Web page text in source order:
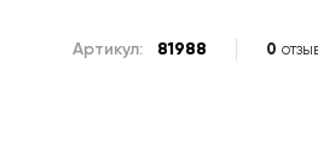
Артикул: 81988